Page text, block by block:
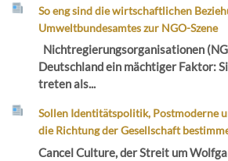
So eng sind die wirtschaftlichen
Umweltbundesamtes zur NGO-Szene
Nichtregierungsorganisationen
Deutschland ein mächtiger Faktor:
treten als...
Sollen Identitätspolitik, Postmoderne
die Richtung der Gesellschaft
Cancel Culture, der Streit um